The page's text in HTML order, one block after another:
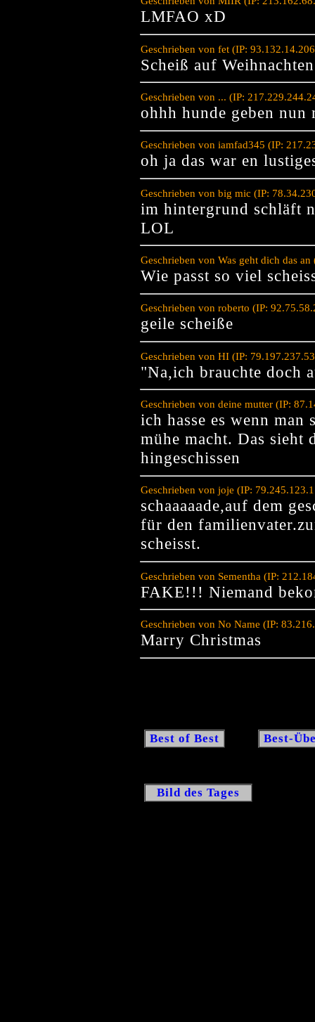
LMFAO xD
Geschrieben von fet (IP:
Scheiß auf
Geschrieben von ... (IP:
ohhh hunde geben nun
Geschrieben von iamfad345 (IP:
oh ja das war en
Geschrieben von big mic (IP:
im hintergrund schläft
LOL
Geschrieben von Was geht dich das
Wie passt so viel
Geschrieben von roberto (IP:
geile scheiße
Geschrieben von HI (IP:
"Na,ich brauchte doch
Geschrieben von deine mutter (IP:
ich hasse es wenn man
mühe macht. Das sieht
hingeschissen
Geschrieben von joje (IP:
schaaaaade,auf dem
für den
scheisst.
Geschrieben von Sementha (IP:
FAKE!!! Niemand
Geschrieben von No Name (IP:
Marry Christmas
Best of Best Best-
Bild des Tages